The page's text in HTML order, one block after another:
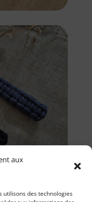
aux
utilisons des technologies